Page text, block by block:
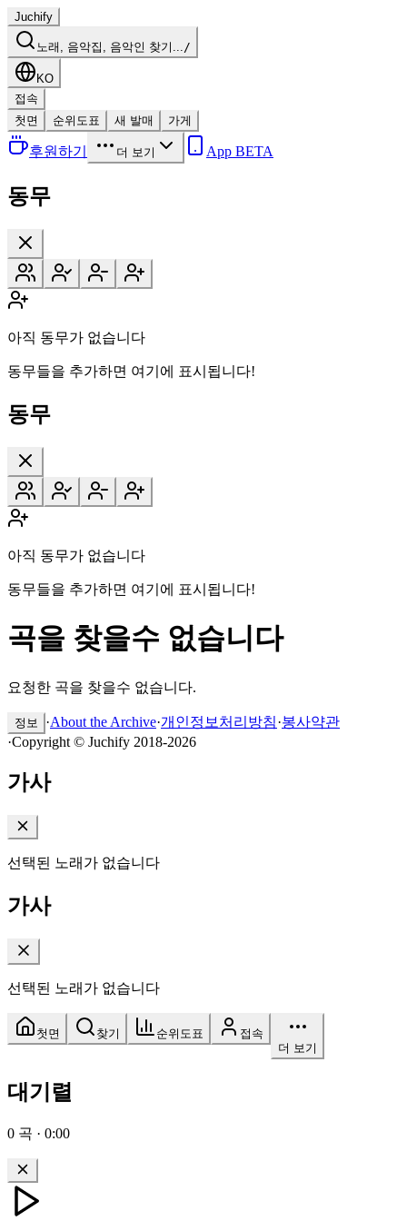
Juchify
노래, 음악집, 음악인 찾기.../
KO
접속
첫면
순위도표 새 발매 가게
후원하기 더 보기 App BETA
동무
아직 동무가 없습니다
동무들을 추가하면 여기에 표시됩니다!
동무
아직 동무가 없습니다
동무들을 추가하면 여기에 표시됩니다!
곡을 찾을수 없습니다
요청한 곡을 찾을수 없습니다.
정보 ·About the Archive·개인정보처리방침·봉사약관
·Copyright © Juchify 2018-2026
가사
선택된 노래가 없습니다
가사
선택된 노래가 없습니다
첫면 찾기 순위도표
접속
더 보기
대기렬
0 곡 · 0:00